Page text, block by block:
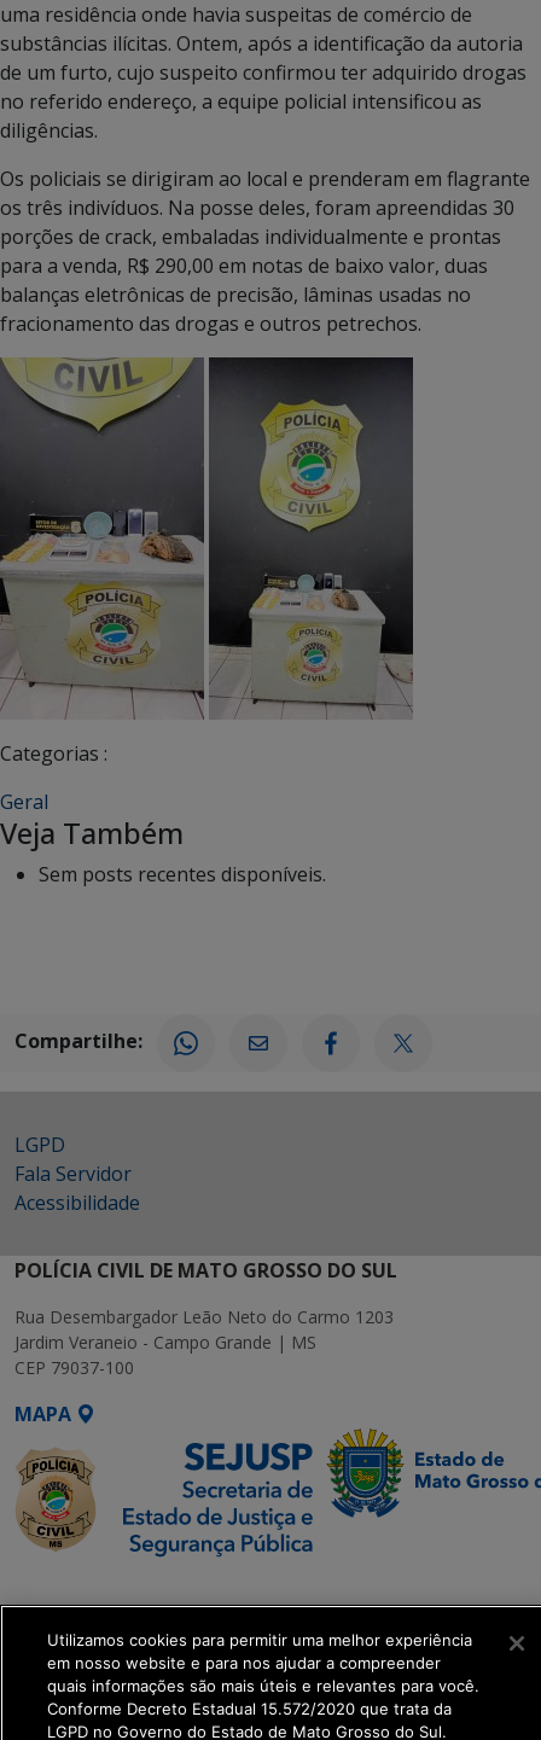
uma residência onde havia suspeitas de comércio de
substâncias ilícitas. Ontem, após a identificação da autoria
de um furto, cujo suspeito confirmou ter adquirido drogas
no referido endereço, a equipe policial intensificou as
diligências.
Os policiais se dirigiram ao local e prenderam em flagrante
os três indivíduos. Na posse deles, foram apreendidas 30
porções de crack, embaladas individualmente e prontas
para a venda, R$ 290,00 em notas de baixo valor, duas
balanças eletrônicas de precisão, lâminas usadas no
fracionamento das drogas e outros petrechos.
Categorias :
Geral
Veja Também
Sem posts recentes disponíveis.
Compartilhe:
LGPD
Fala Servidor
Acessibilidade
POLÍCIA CIVIL DE MATO GROSSO DO SUL
Rua Desembargador Leão Neto do Carmo 1203
Jardim Veraneio - Campo Grande | MS
CEP 79037-100
MAPA
Executiva de
Transformação Digital
get_footer();
Utilizamos cookies para permitir uma melhor experiência
em nosso website e para nos ajudar a compreender
quais informações são mais úteis e relevantes para você.
Conforme Decreto Estadual 15.572/2020 que trata da
LGPD no Governo do Estado de Mato Grosso do Sul.